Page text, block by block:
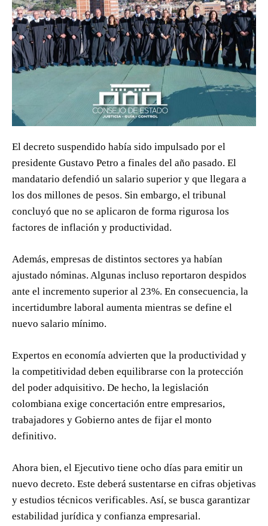
El decreto suspendido había sido impulsado por el
presidente Gustavo Petro a finales del año pasado. El
mandatario defendió un salario superior y que llegara a
los dos millones de pesos. Sin embargo, el tribunal
concluyó que no se aplicaron de forma rigurosa los
factores de inflación y productividad.
Además, empresas de distintos sectores ya habían
ajustado nóminas. Algunas incluso reportaron despidos
ante el incremento superior al 23%. En consecuencia, la
incertidumbre laboral aumenta mientras se define el
nuevo salario mínimo.
Expertos en economía advierten que la productividad y
la competitividad deben equilibrarse con la protección
del poder adquisitivo. De hecho, la legislación
colombiana exige concertación entre empresarios,
trabajadores y Gobierno antes de fijar el monto
definitivo.
Ahora bien, el Ejecutivo tiene ocho días para emitir un
nuevo decreto. Este deberá sustentarse en cifras objetivas
y estudios técnicos verificables. Así, se busca garantizar
estabilidad jurídica y confianza empresarial.